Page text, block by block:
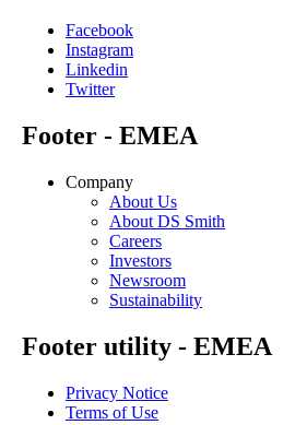
Facebook
Instagram
Linkedin
Twitter
Footer - EMEA
Company
About Us
About DS Smith
Careers
Investors
Newsroom
Sustainability
Footer utility - EMEA
Privacy Notice
Terms of Use